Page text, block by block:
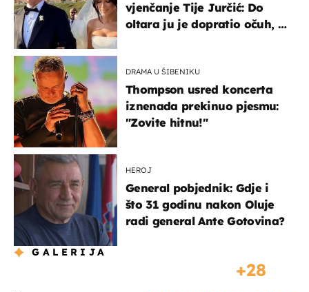
vjenčanje Tije Jurčić: Do
oltara ju je dopratio očuh, a
DRAMA U ŠIBENIKU
Thompson usred koncerta
iznenada prekinuo pjesmu:
"Zovite hitnu!"
HEROJ
General pobjednik: Gdje i
što 31 godinu nakon Oluje
radi general Ante Gotovina?
GALERIJA
28